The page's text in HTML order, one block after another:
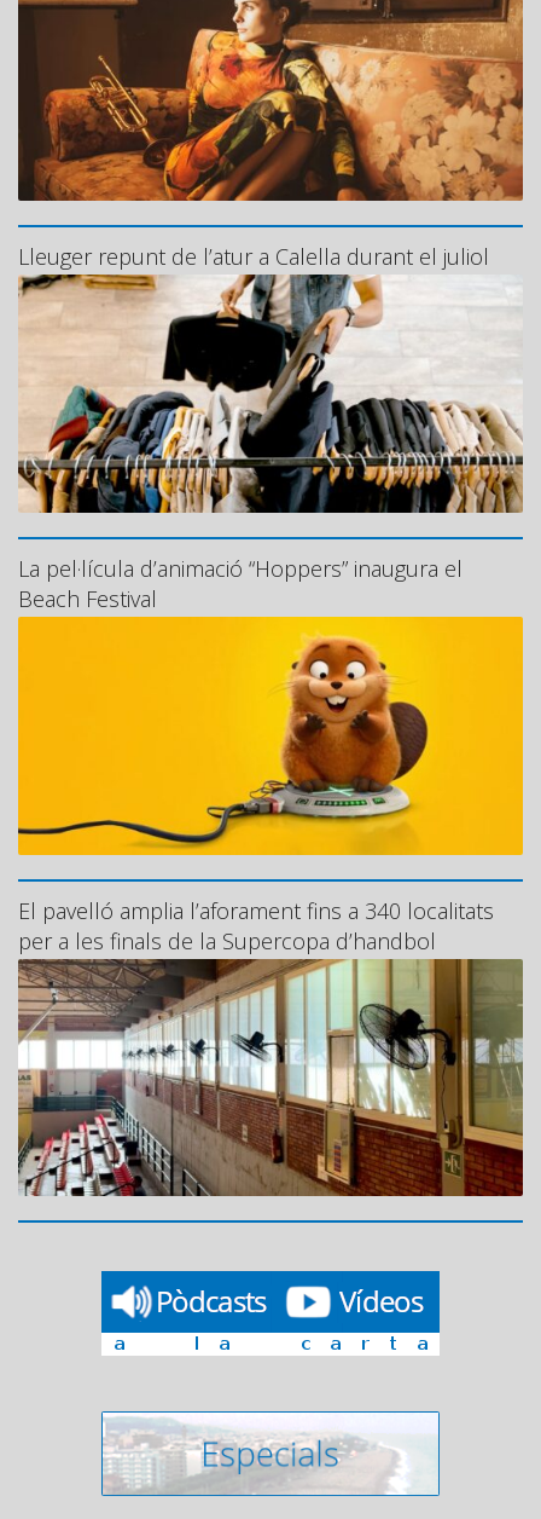
Lleuger repunt de l’atur a Calella durant el juliol
La pel·lícula d’animació “Hoppers” inaugura el
Beach Festival
El pavelló amplia l’aforament fins a 340 localitats
per a les finals de la Supercopa d’handbol